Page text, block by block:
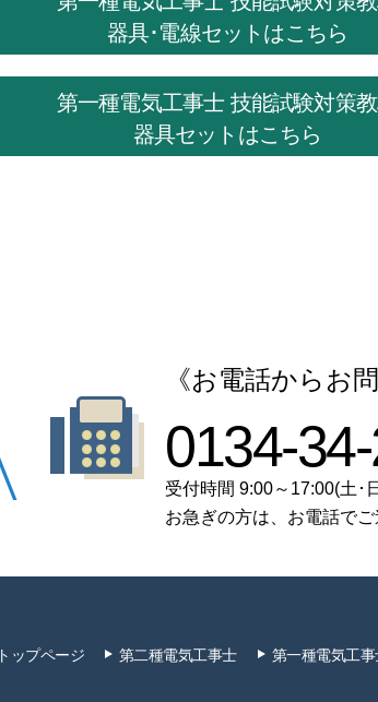
器具･電線セットはこちら
第一種電気工事士 技能試験対策
器具セットはこちら
《お電話からお
0134-
受付時間 9:00～17:00(土･
お急ぎの方は、お電話でご
トップページ 第二種電気工事士 第一種電気工事